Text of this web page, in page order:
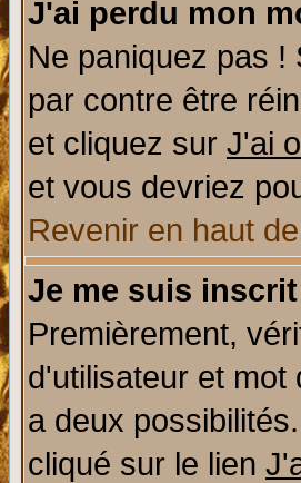
J'ai perdu mon
Ne paniquez pas !
par contre être
et cliquez sur J'ai
et vous devriez
Revenir en haut
Je me suis
Premièrement,
d'utilisateur et mot
a deux
cliqué sur le lien